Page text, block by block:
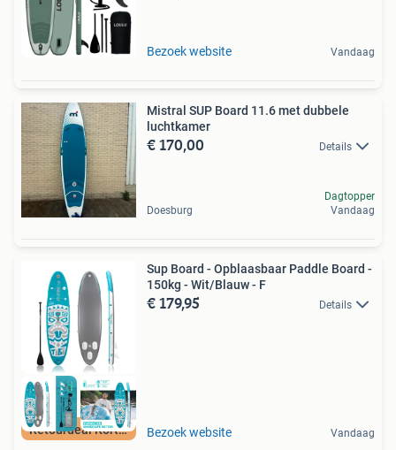
Bezoek website Vandaag
Mistral SUP Board 11.6 met dubbele
luchtkamer
€ 170,00 Details
Doesburg
Dagtopper
Vandaag
Retourdeal Korting
Sup Board - Opblaasbaar Paddle Board -
150kg - Wit/Blauw - F
€ 179,95 Details
Bezoek website Vandaag